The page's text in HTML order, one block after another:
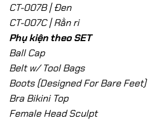
CT-007B | Đen
CT-007C | Rằn ri
Phụ kiện theo SET
Ball Cap
Belt w/ Tool Bags
Boots (Designed For Bare Feet)
Bra Bikini Top
Female Head Sculpt